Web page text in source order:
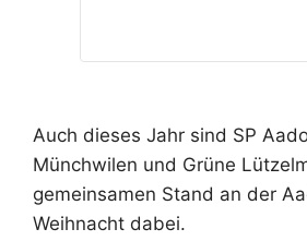
Auch dieses Jahr sind SP
Münchwilen und Grüne
gemeinsamen Stand an der
Weihnacht dabei.